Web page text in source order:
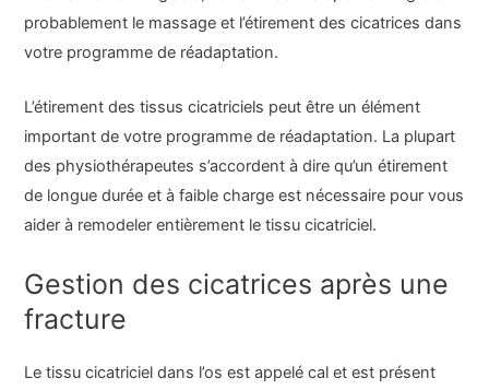
probablement le massage et l’étirement des cicatrices dans
votre programme de réadaptation.
L’étirement des tissus cicatriciels peut être un élément
important de votre programme de réadaptation. La plupart
des physiothérapeutes s’accordent à dire qu’un étirement
de longue durée et à faible charge est nécessaire pour vous
aider à remodeler entièrement le tissu cicatriciel.
Gestion des cicatrices après une
fracture
Le tissu cicatriciel dans l’os est appelé cal et est présent